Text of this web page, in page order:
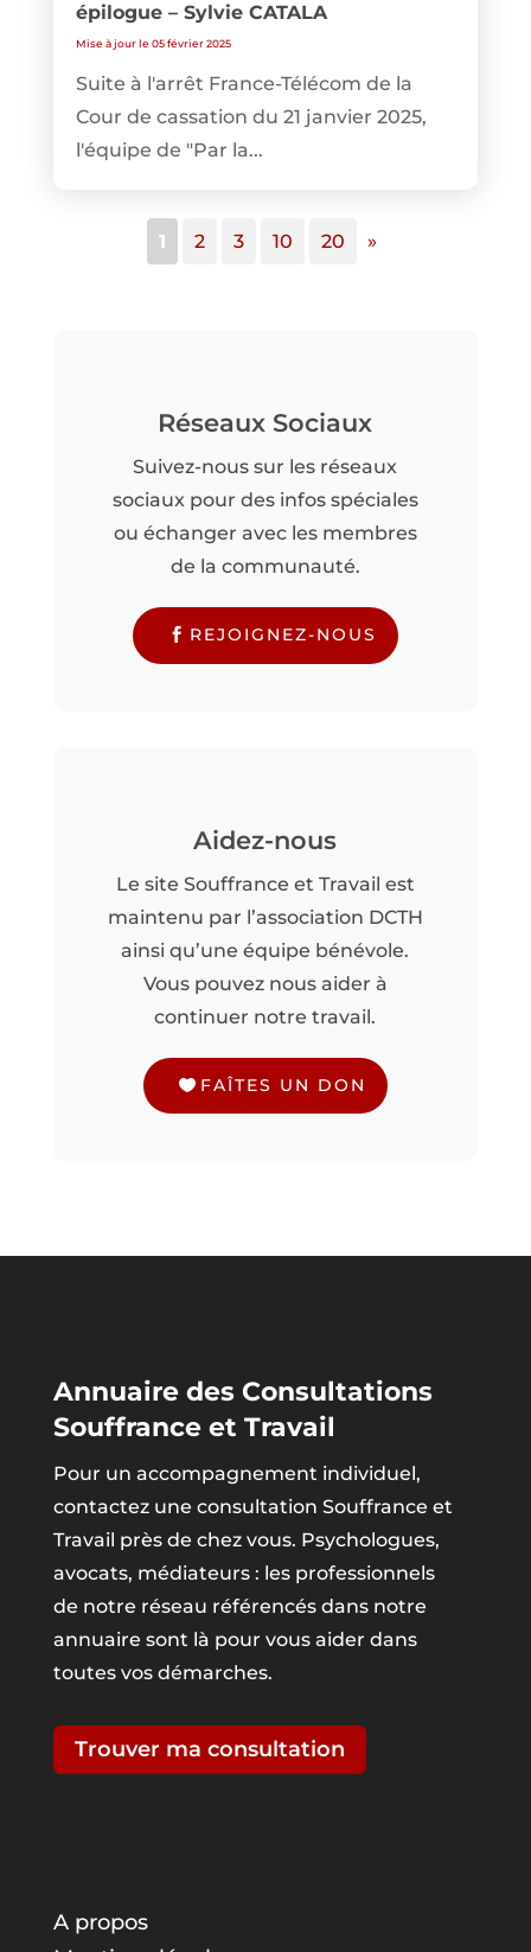
épilogue – Sylvie CATALA
Mise à jour le 05 février 2025
Suite à l'arrêt France-Télécom de la
Cour de cassation du 21 janvier 2025,
l'équipe de "Par la...
1 2 3 10 20 »
Réseaux Sociaux
Suivez-nous sur les réseaux
sociaux pour des infos spéciales
ou échanger avec les membres
de la communauté.
REJOIGNEZ-NOUS
Aidez-nous
Le site Souffrance et Travail est
maintenu par l’association DCTH
ainsi qu’une équipe bénévole.
Vous pouvez nous aider à
continuer notre travail.
FAÎTES UN DON
Annuaire des Consultations
Souffrance et Travail
Pour un accompagnement individuel,
contactez une consultation Souffrance et
Travail près de chez vous. Psychologues,
avocats, médiateurs : les professionnels
de notre réseau référencés dans notre
annuaire sont là pour vous aider dans
toutes vos démarches.
Trouver ma consultation
A propos